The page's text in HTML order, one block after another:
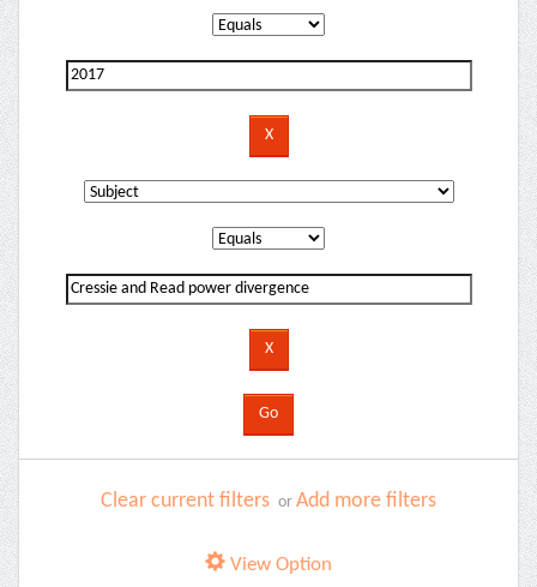
Clear current filters or Add more filters
View Option